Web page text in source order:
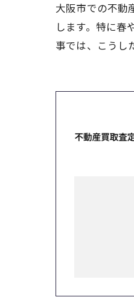
大阪市での不動
します。特に春
事では、こうし